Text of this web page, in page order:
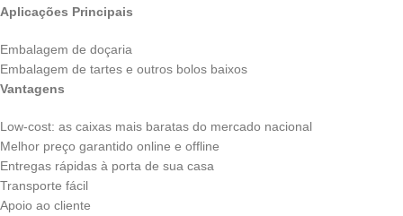
Aplicações Principais
Embalagem de doçaria
Embalagem de tartes e outros bolos baixos
Vantagens
Low-cost: as caixas mais baratas do mercado nacional
Melhor preço garantido online e offline
Entregas rápidas à porta de sua casa
Transporte fácil
Apoio ao cliente